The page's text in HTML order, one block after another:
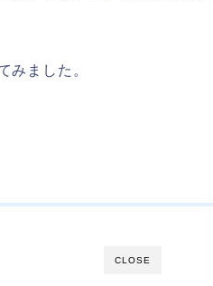
みました。
CLOSE